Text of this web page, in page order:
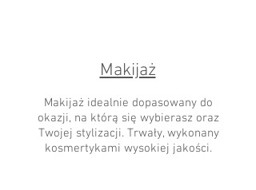
Makijaż
Makijaż idealnie dopasowany do
okazji, na którą się wybierasz oraz
Twojej stylizacji. Trwały, wykonany
kosmertykami wysokiej jakości.